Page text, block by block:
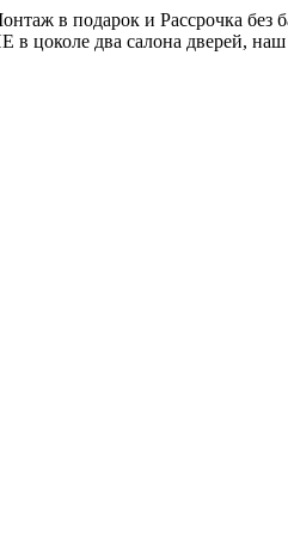
и Рассрочка без
цоколе два салона